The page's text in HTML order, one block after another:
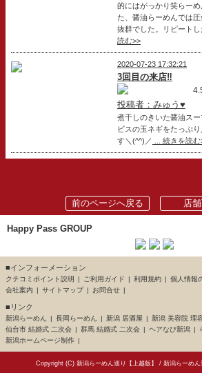
的にはがっかり笑らー
た、醤油らーめんでは
抜群でした。リピートし
読む>>
2020-07-23 17:32:21
3回目の来店‼️
投稿者：みゅう♥
煮干しのきいた醤油ス
ビスの玉ネギをたっぷ
す＼(^^)／
... 続きを読む
前のページへ戻る 店
Happy Pass GROUP
■インフォーメーション
クチコミポイント説明 ご利用ガイド 利用規約
個人情報
会社案内
サイトマップ お問合せ
■リンク
新潟らーめん 長岡らーめん 新潟 居酒屋 新潟 美容院 理
仙台市 結婚式 二次会
群馬 結婚式 二次会 ヘアなび新潟
新潟ホームページ制作
Copyright (C) 新潟らーめん巡り【上越版】 / 新潟らーめん